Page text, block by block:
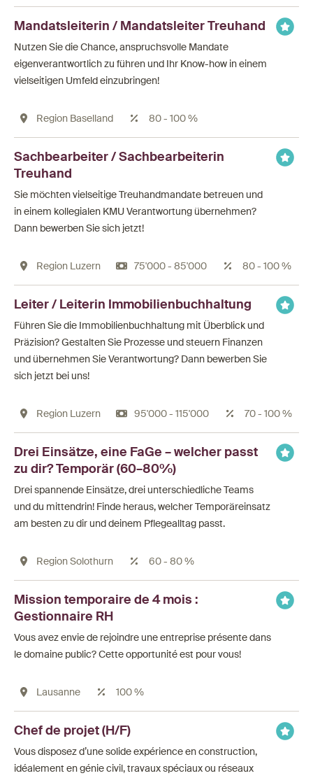
Mandatsleiterin / Mandatsleiter Treuhand
Nutzen Sie die Chance, anspruchsvolle Mandate
eigenverantwortlich zu führen und Ihr Know-how in einem
vielseitigen Umfeld einzubringen!
Region Baselland 80 - 100 %
Sachbearbeiter / Sachbearbeiterin
Treuhand
Sie möchten vielseitige Treuhandmandate betreuen und
in einem kollegialen KMU Verantwortung übernehmen?
Dann bewerben Sie sich jetzt!
Region Luzern 75'000 - 85'000 80 - 100 %
Leiter / Leiterin Immobilienbuchhaltung
Führen Sie die Immobilienbuchhaltung mit Überblick und
Präzision? Gestalten Sie Prozesse und steuern Finanzen
und übernehmen Sie Verantwortung? Dann bewerben Sie
sich jetzt bei uns!
Region Luzern 95'000 - 115'000 70 - 100 %
Drei Einsätze, eine FaGe – welcher passt
zu dir? Temporär (60–80%)
Drei spannende Einsätze, drei unterschiedliche Teams
und du mittendrin! Finde heraus, welcher Temporäreinsatz
am besten zu dir und deinem Pflegealltag passt.
Region Solothurn 60 - 80 %
Mission temporaire de 4 mois :
Gestionnaire RH
Vous avez envie de rejoindre une entreprise présente dans
le domaine public? Cette opportunité est pour vous!
Lausanne 100 %
Chef de projet (H/F)
Vous disposez d’une solide expérience en construction,
idéalement en génie civil, travaux spéciaux ou réseaux